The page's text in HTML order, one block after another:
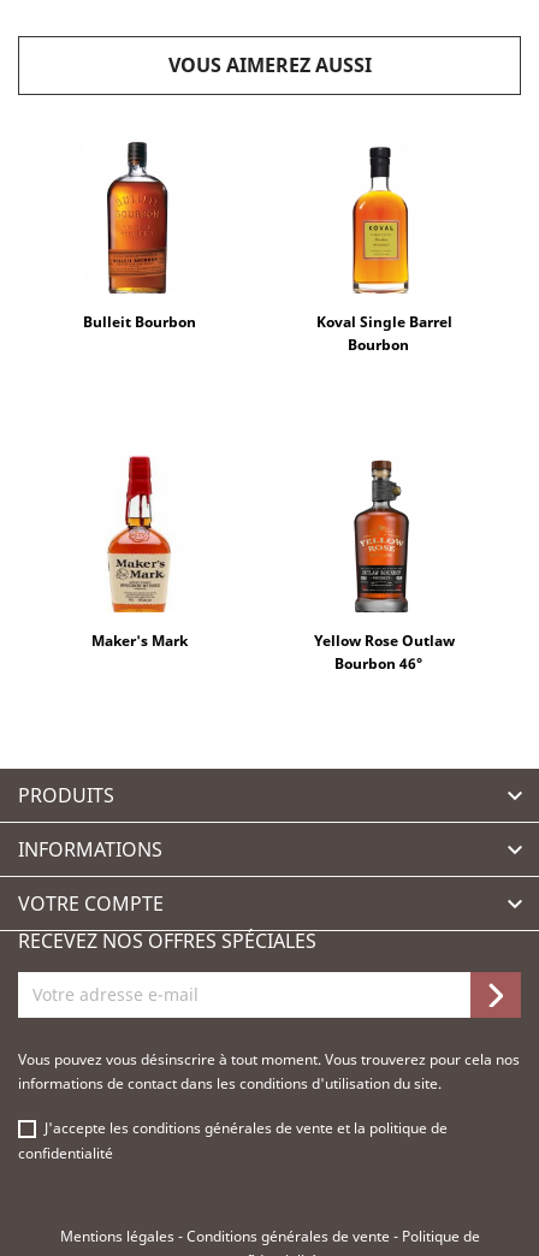
VOUS AIMEREZ AUSSI
Bulleit Bourbon
Koval Single Barrel
Bourbon
Maker's Mark
Yellow Rose Outlaw
Bourbon 46°
PRODUITS 
INFORMATIONS 
VOTRE COMPTE 
RECEVEZ NOS OFFRES SPÉCIALES
Vous pouvez vous désinscrire à tout moment. Vous trouverez pour cela nos
informations de contact dans les conditions d'utilisation du site.
J'accepte lesconditions générales de vente et la politique de
confidentialité
Mentions légales-Conditions générales de vente - Politique de